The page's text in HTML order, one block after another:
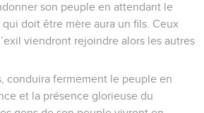
son peuple en attendant le
doit être mère aura un fils. Ceux
viendront rejoindre alors les autres
conduira fermement le peuple en
et la présence glorieuse du